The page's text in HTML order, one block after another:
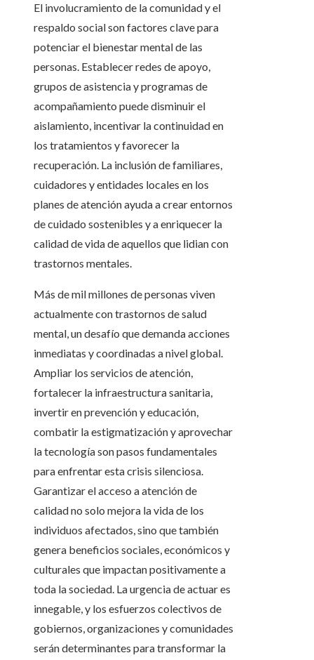
El involucramiento de la comunidad y el
respaldo social son factores clave para
potenciar el bienestar mental de las
personas. Establecer redes de apoyo,
grupos de asistencia y programas de
acompañamiento puede disminuir el
aislamiento, incentivar la continuidad en
los tratamientos y favorecer la
recuperación. La inclusión de familiares,
cuidadores y entidades locales en los
planes de atención ayuda a crear entornos
de cuidado sostenibles y a enriquecer la
calidad de vida de aquellos que lidian con
trastornos mentales.
Más de mil millones de personas viven
actualmente con trastornos de salud
mental, un desafío que demanda acciones
inmediatas y coordinadas a nivel global.
Ampliar los servicios de atención,
fortalecer la infraestructura sanitaria,
invertir en prevención y educación,
combatir la estigmatización y aprovechar
la tecnología son pasos fundamentales
para enfrentar esta crisis silenciosa.
Garantizar el acceso a atención de
calidad no solo mejora la vida de los
individuos afectados, sino que también
genera beneficios sociales, económicos y
culturales que impactan positivamente a
toda la sociedad. La urgencia de actuar es
innegable, y los esfuerzos colectivos de
gobiernos, organizaciones y comunidades
serán determinantes para transformar la